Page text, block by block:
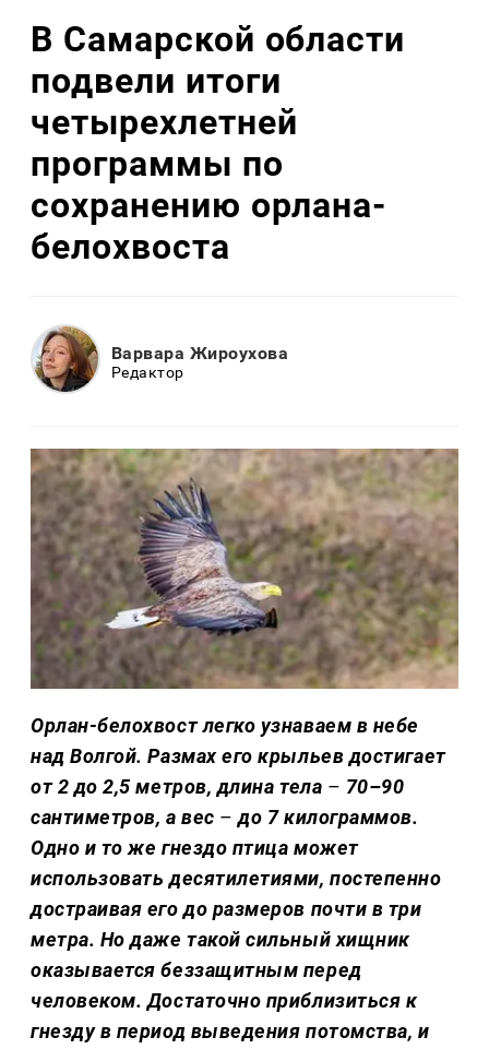
В Самарской области
подвели итоги
четырехлетней
программы по
сохранению орлана-
белохвоста
Варвара Жироухова
Редактор
Орлан-белохвост легко узнаваем в небе
над Волгой. Размах его крыльев достигает
от 2 до 2,5 метров, длина тела – 70–90
сантиметров, а вес – до 7 килограммов.
Одно и то же гнездо птица может
использовать десятилетиями, постепенно
достраивая его до размеров почти в три
метра. Но даже такой сильный хищник
оказывается беззащитным перед
человеком. Достаточно приблизиться к
гнезду в период выведения потомства, и